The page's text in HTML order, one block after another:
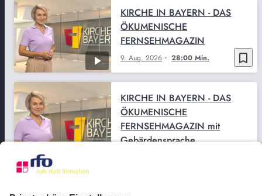
bookmark_border
9. Aug. 2026 28:00 Min.
KIRCHE IN BAYERN - DAS
ÖKUMENISCHE
FERNSEHMAGAZIN
KIRCHE IN BAYERN - DAS
ÖKUMENISCHE
FERNSEHMAGAZIN mit
Gebärdensprache